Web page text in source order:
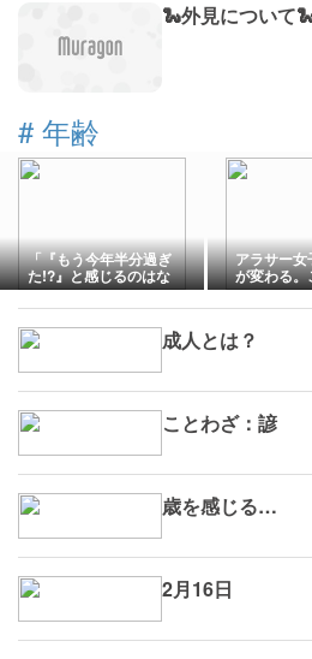
🐍外見について
# 年齢
「『もう今年半分過ぎ
た!?』と感じるのはな
ぜ？ 大人になると時間が
速く過ぎる科学的理由」
アラサー
が変わる
不耐症？
成人とは？
ことわざ：諺
歳を感じる…
2月16日